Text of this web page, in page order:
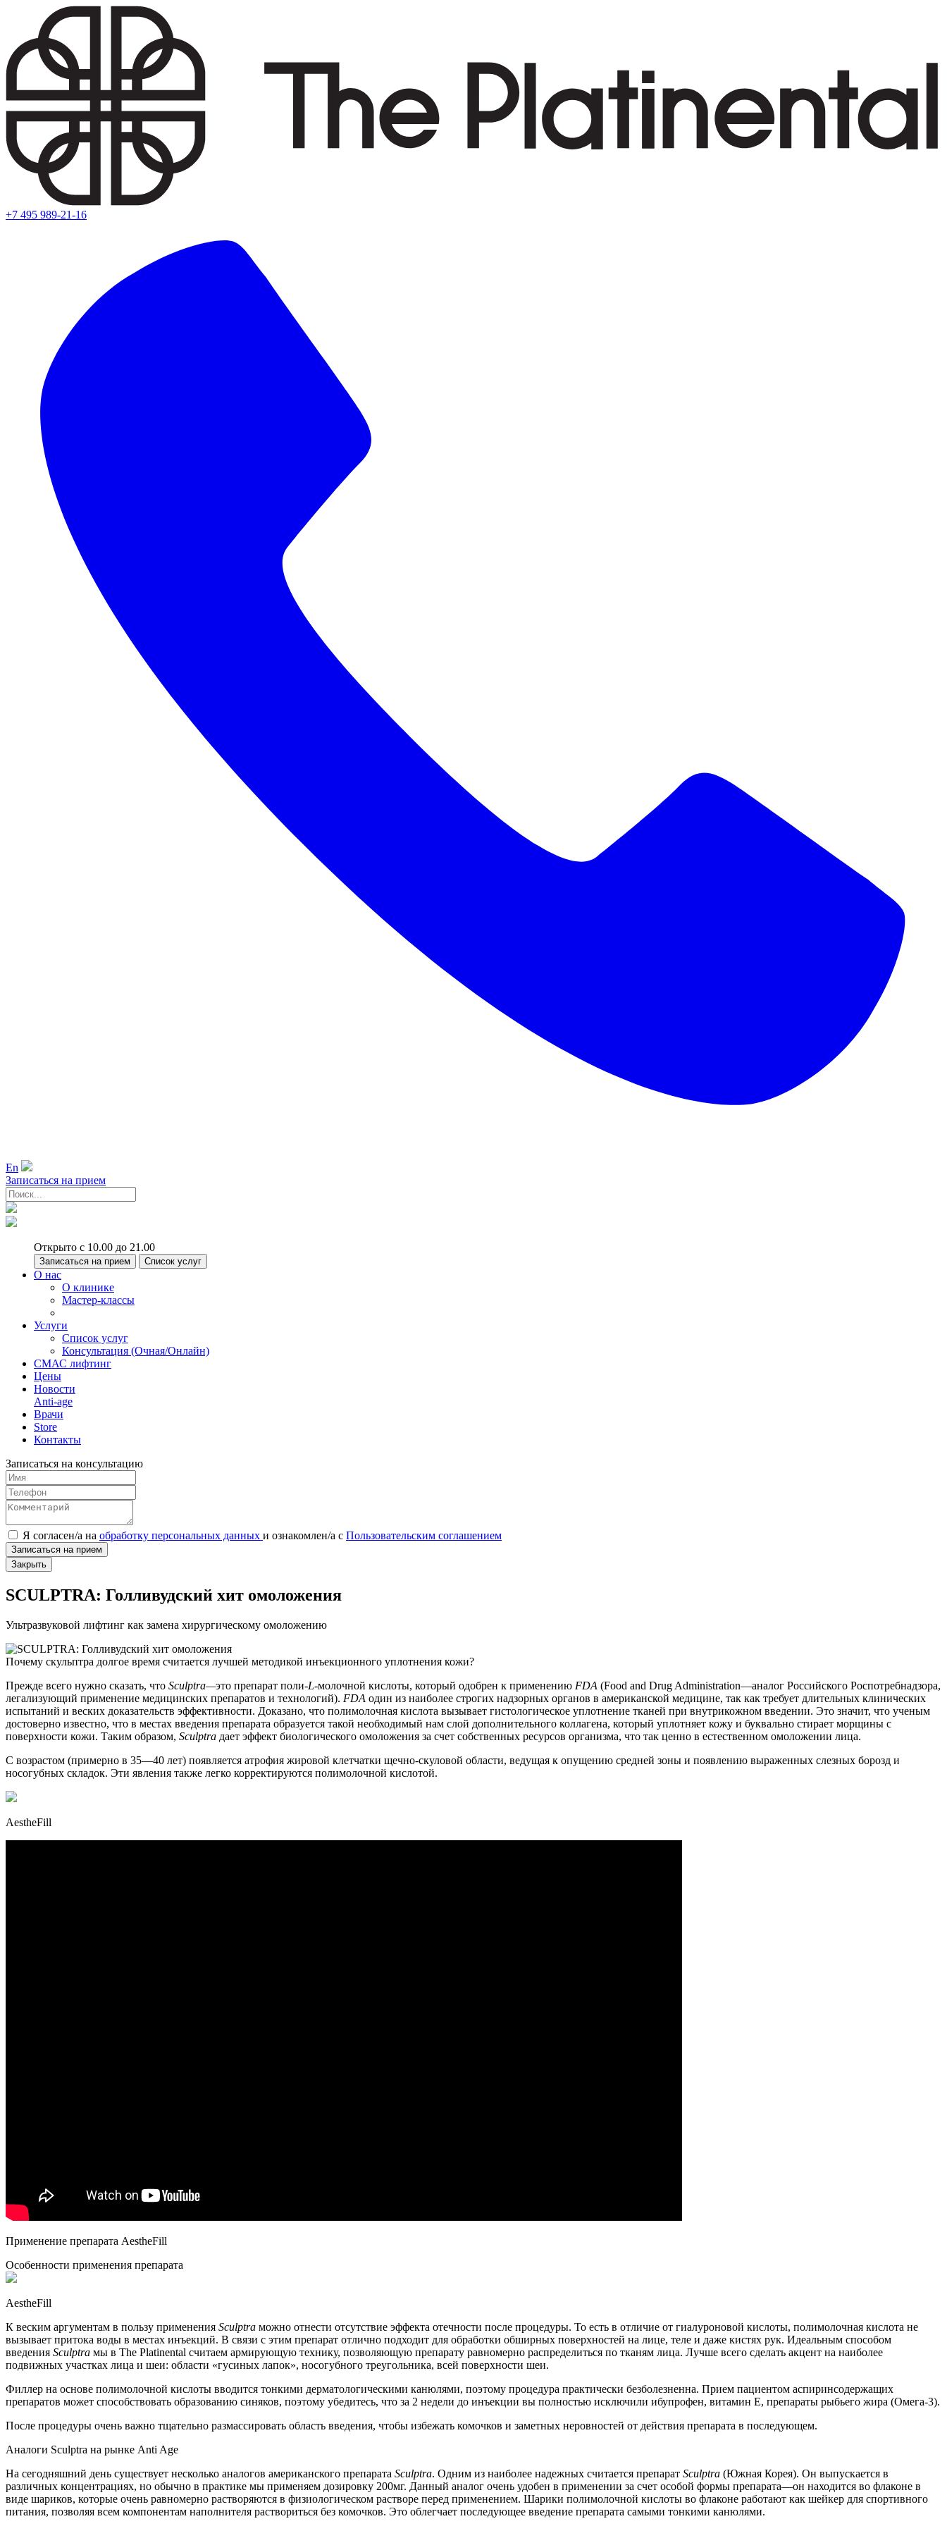
+7 495 989-21-16
En
Записаться на прием
Открыто с 10.00 до 21.00
Записаться на прием Список услуг
О нас
О клинике
Мастер-классы
Услуги
Список услуг
Консультация (Очная/Онлайн)
СМАС лифтинг
Цены
Новости
Anti-age
Врачи
Store
Контакты
Записаться на консультацию
Я согласен/а на обработку персональных данных и ознакомлен/а с Пользовательским соглашением
Записаться на прием
Закрыть
SCULPTRA: Голливудский хит омоложения
Ультразвуковой лифтинг как замена хирургическому омоложению
Почему скульптра долгое время считается лучшей методикой инъекционного уплотнения кожи?
Прежде всего нужно сказать, что Sculptra—это препарат поли-L-молочной кислоты, который одобрен к применению FDA (Food and Drug Administration—аналог Российского Роспотребнадзора,
легализующий применение медицинских препаратов и технологий). FDA один из наиболее строгих надзорных органов в американской медицине, так как требует длительных клинических
испытаний и веских доказательств эффективности. Доказано, что полимолочная кислота вызывает гистологическое уплотнение тканей при внутрикожном введении. Это значит, что ученым
достоверно известно, что в местах введения препарата образуется такой необходимый нам слой дополнительного коллагена, который уплотняет кожу и буквально стирает морщины с
поверхности кожи. Таким образом, Sculptra дает эффект биологического омоложения за счет собственных ресурсов организма, что так ценно в естественном омоложении лица.
С возрастом (примерно в 35—40 лет) появляется атрофия жировой клетчатки щечно-скуловой области, ведущая к опущению средней зоны и появлению выраженных слезных борозд и
носогубных складок. Эти явления также легко корректируются полимолочной кислотой.
AestheFill
Применение препарата AestheFill
Особенности применения препарата
AestheFill
К веским аргументам в пользу применения Sculptra можно отнести отсутствие эффекта отечности после процедуры. То есть в отличие от гиалуроновой кислоты, полимолочная кислота не
вызывает притока воды в местах инъекций. В связи с этим препарат отлично подходит для обработки обширных поверхностей на лице, теле и даже кистях рук. Идеальным способом
введения Sculptra мы в The Platinental считаем армирующую технику, позволяющую препарату равномерно распределиться по тканям лица. Лучше всего сделать акцент на наиболее
подвижных участках лица и шеи: области «гусиных лапок», носогубного треугольника, всей поверхности шеи.
Филлер на основе полимолочной кислоты вводится тонкими дерматологическими канюлями, поэтому процедура практически безболезненна. Прием пациентом аспиринсодержащих
препаратов может способствовать образованию синяков, поэтому убедитесь, что за 2 недели до инъекции вы полностью исключили ибупрофен, витамин Е, препараты рыбьего жира (Омега-3).
После процедуры очень важно тщательно размассировать область введения, чтобы избежать комочков и заметных неровностей от действия препарата в последующем.
Аналоги Sculptra на рынке Anti Age
На сегодняшний день существует несколько аналогов американского препарата Sculptra. Одним из наиболее надежных считается препарат Sculptra (Южная Корея). Он выпускается в
различных концентрациях, но обычно в практике мы применяем дозировку 200мг. Данный аналог очень удобен в применении за счет особой формы препарата—он находится во флаконе в
виде шариков, которые очень равномерно растворяются в физиологическом растворе перед применением. Шарики полимолочной кислоты во флаконе работают как шейкер для спортивного
питания, позволяя всем компонентам наполнителя раствориться без комочков. Это облегчает последующее введение препарата самыми тонкими канюлями.